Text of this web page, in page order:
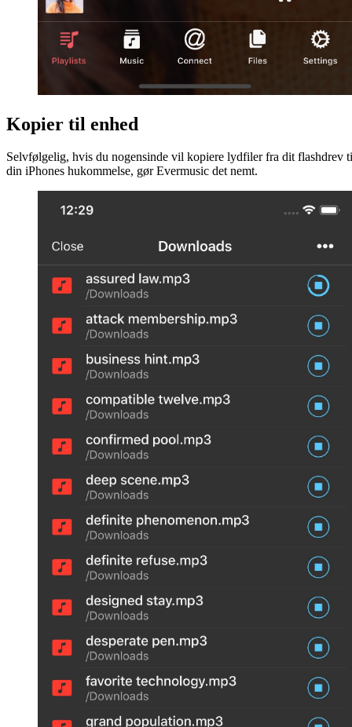
Kopier til enhed
Selvfølgelig, hvis du nogensinde vil kopiere lydfiler fra dit flashdrev
din iPhones hukommelse, gør Evermusic det nemt.